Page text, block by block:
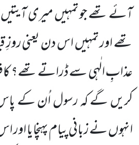
آئے تھے جو تمہیں میری
تھے اور تمہیں اس دن یعنی
عذابِ الٰہی سے ڈراتے تھے؟
کریں گے کہ رسول اُن کے
انہوں نے زبانی پیام پہنچایا